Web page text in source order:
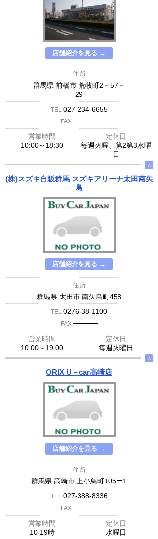
店舗紹介を見る →
住 所
群馬県 前橋市 荒牧町2－57－
29
TEL 027-234-6655
FAX ─────
営業時間
定休日
10:00～18:30
毎週火曜、第2第3水曜
日
∧
(株)スズキ自販群馬 スズキアリーナ太田南矢
島
店舗紹介を見る →
住 所
群馬県 太田市 南矢島町458
TEL 0276-38-1100
FAX ─────
営業時間
定休日
10:00～19:00
毎週火曜日
∧
ORIX U－car高崎店
店舗紹介を見る →
住 所
群馬県 高崎市 上小鳥町105ー1
TEL 027-388-8336
FAX ─────
営業時間
定休日
10-19時
水曜日